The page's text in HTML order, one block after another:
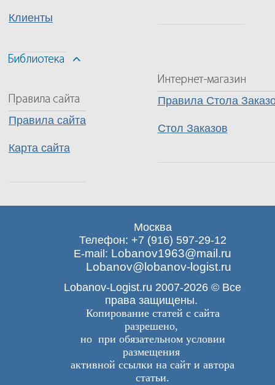
Клиенты
Правила Стола
Стол Заказов
Правила сайта
Карта сайта
Москва
Телефон: +7 (916) 597-29-12
E-mail: Lobanov1963@mail.ru
Lobanov@lobanov-logist.ru
Lobanov-Logist.ru 2007-2026 © Все
права защищены.
Копирование статей с сайта
разрешено,
но при обязательном условии
размещения
активной ссылки на сайт и автора
статьи.